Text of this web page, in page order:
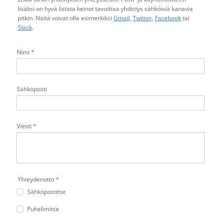
lisäksi on hyvä listata keinot tavoittaa yhdistys sähköisiä kanavia
pitkin. Näitä voivat olla esimerkiksi Gmail, Twitter, Facebooktai
Slack.
Nimi *
Sähköposti
Viesti *
Yhteydenotto*
Sähköpostitse
Puhelimitse